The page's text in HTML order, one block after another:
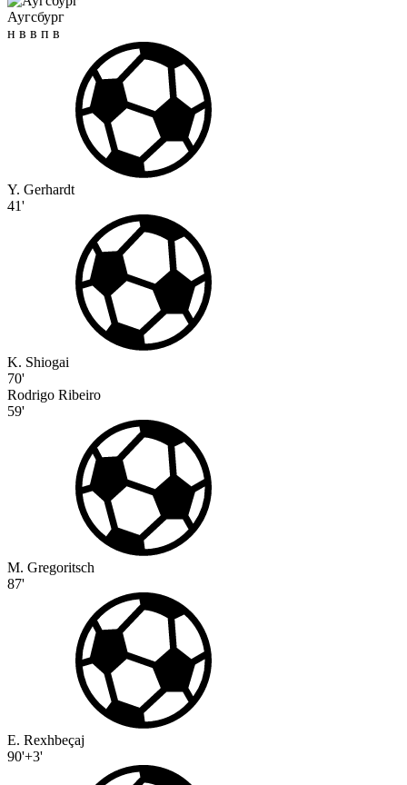
Аугсбург
н в в п в
Y. Gerhardt
41'
K. Shiogai
70'
Rodrigo Ribeiro
59'
M. Gregoritsch
87'
E. Rexhbeçaj
90'+3'